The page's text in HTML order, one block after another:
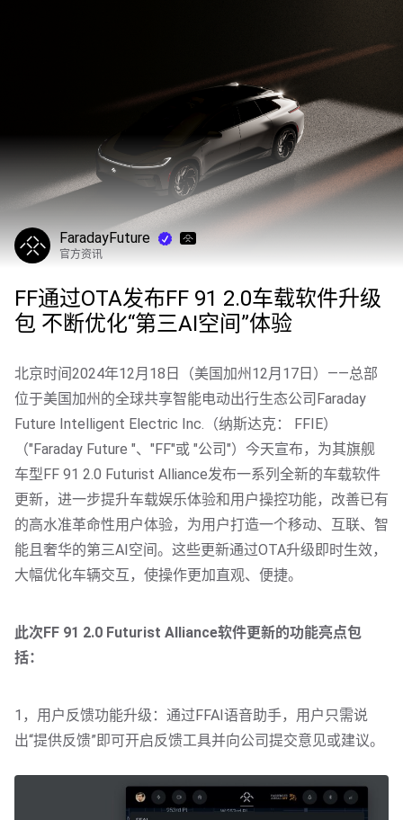
FaradayFuture
官方资讯
FF通过OTA发布FF 91 2.0车载软件升级
包 不断优化“第三AI空间”体验
北京时间2024年12月18日（美国加州12月17日）——总部
位于美国加州的全球共享智能电动出行生态公司Faraday
Future Intelligent Electric Inc.（纳斯达克： FFIE）
（"Faraday Future "、"FF"或 "公司"）今天宣布，为其旗舰
车型FF 91 2.0 Futurist Alliance发布一系列全新的车载软件
更新，进一步提升车载娱乐体验和用户操控功能，改善已有
的高水准革命性用户体验，为用户打造一个移动、互联、智
能且奢华的第三AI空间。这些更新通过OTA升级即时生效，
大幅优化车辆交互，使操作更加直观、便捷。
此次FF 91 2.0 Futurist Alliance软件更新的功能亮点包
括：
1，用户反馈功能升级：通过FFAI语音助手，用户只需说
出“提供反馈”即可开启反馈工具并向公司提交意见或建议。